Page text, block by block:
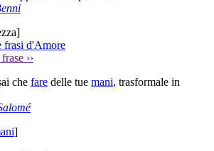
]
frasi d'Amore
››
che fare delle tue mani, trasformale in
]